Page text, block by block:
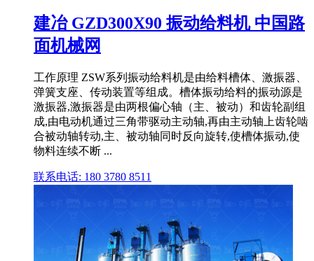
建冶 GZD300X90 振动给料机 中国路
面机械网
工作原理 ZSW系列振动给料机是由给料槽体、激振器、
弹簧支座、传动装置等组成。槽体振动给料的振动源是
激振器,激振器是由两根偏心轴（主、被动）和齿轮副组
成,由电动机通过三角带驱动主动轴,再由主动轴上齿轮啮
合被动轴转动,主、被动轴同时反向旋转,使槽体振动,使
物料连续不断 ...
联系电话: 180 3780 8511